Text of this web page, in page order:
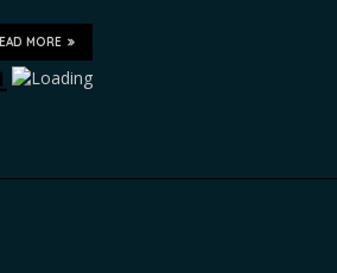
MORE